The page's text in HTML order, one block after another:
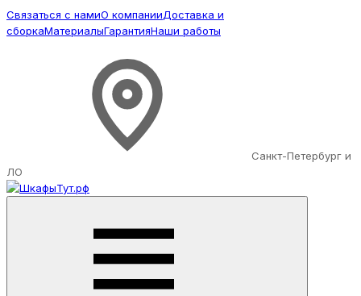
Связаться с намиО компанииДоставка и
сборкаМатериалыГарантияНаши работы
Санкт-Петербург и
ЛО